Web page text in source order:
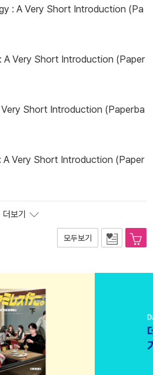
: A Very Short Introduction (Pa
A Very Short Introduction (Paper
Short Introduction (Paperba
A Very Short Introduction (Paper
더보기
모두보기